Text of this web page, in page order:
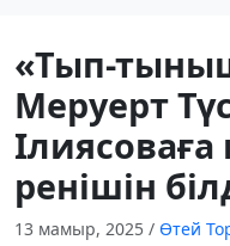
«Тып-
Меруерт
ренішін
13 мамыр, 2025 / Өтей